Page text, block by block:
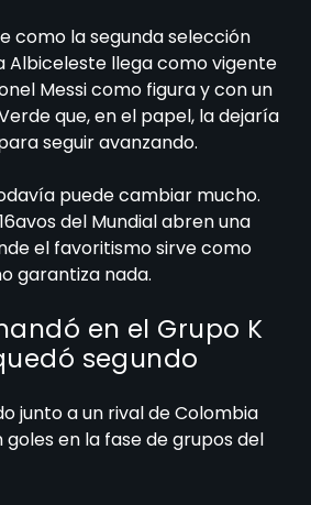
como la segunda selección
Albiceleste llega como vigente
Messi como figura y con un
que, en el papel, la dejaría
seguir avanzando.
puede cambiar mucho.
del Mundial abren una
el favoritismo sirve como
garantiza nada.
en el Grupo K
segundo